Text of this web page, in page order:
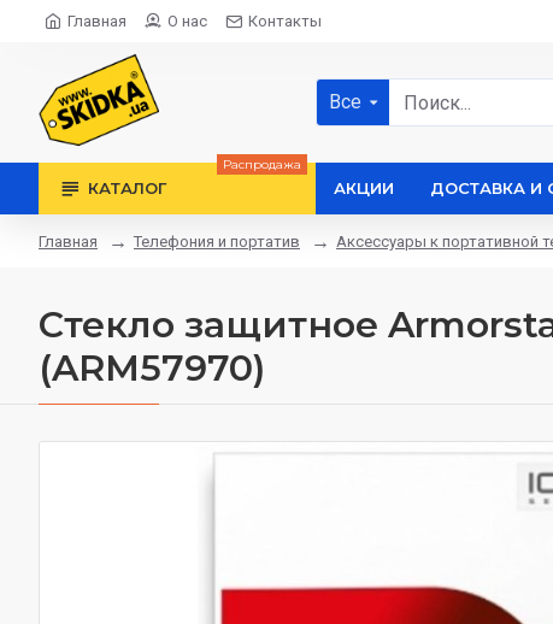
Главная О нас Контакты
Все
КАТАЛОГ
Распродажа
АКЦИИ ДОСТАВКА И
Главная Телефония и портатив Аксессуары к портативной
Стекло защитное
(ARM57970)